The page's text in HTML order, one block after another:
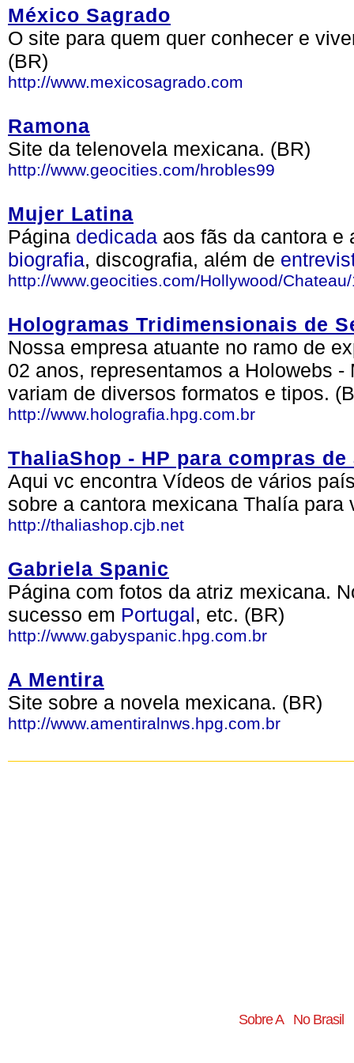
México Sagrado
O site para quem quer conhecer e
(BR)
http://www.mexicosagrado.com
Ramona
Site da telenovela mexicana. (BR)
http://www.geocities.com/hrobles99
Mujer Latina
Página dedicada aos fãs da cantora e
biografia, discografia, além de
http://www.geocities.com/Hollywood/
Hologramas Tridimensionais de
Nossa empresa atuante no ramo de
02 anos, representamos a Holowebs
variam de diversos formatos e tipos.
http://www.holografia.hpg.com.br
ThaliaShop - HP para compras
Aqui vc encontra Vídeos de vários
sobre a cantora mexicana Thalía para
http://thaliashop.cjb.net
Gabriela Spanic
Página com fotos da atriz mexicana.
sucesso em Portugal, etc. (BR)
http://www.gabyspanic.hpg.com.br
A Mentira
Site sobre a novela mexicana. (BR)
http://www.amentiralnws.hpg.com.br
Sobre A No Brasil